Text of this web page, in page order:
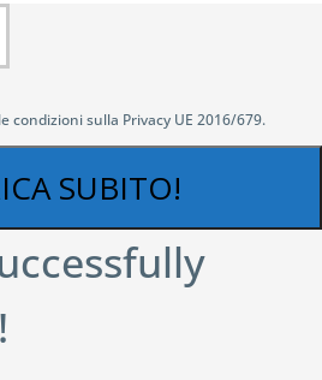
condizioni sulla Privacy UE 2016/679.
SUBITO!